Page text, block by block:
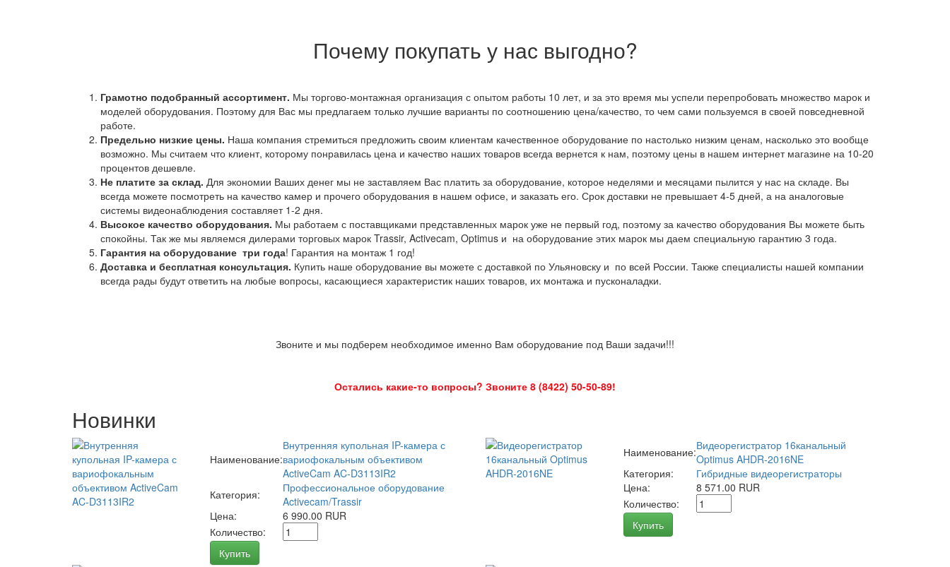
Почему покупать у нас выгодно?
Грамотно подобранный ассортимент. Мы торгово-монтажная организация с опытом работы 10 лет, и за это время мы успели перепробовать множество марок и
моделей оборудования. Поэтому для Вас мы предлагаем только лучшие варианты по соотношению цена/качество, то чем сами пользуемся в своей повседневной
работе.
Предельно низкие цены. Наша компания стремиться предложить своим клиентам качественное оборудование по настолько низким ценам, насколько это вообще
возможно. Мы считаем что клиент, которому понравилась цена и качество наших товаров всегда вернется к нам, поэтому цены в нашем интернет магазине на 10-20
процентов дешевле.
Не платите за склад. Для экономии Ваших денег мы не заставляем Вас платить за оборудование, которое неделями и месяцами пылится у нас на складе. Вы
всегда можете посмотреть на качество камер и прочего оборудования в нашем офисе, и заказать его. Срок доставки не превышает 4-5 дней, а на аналоговые
системы видеонаблюдения составляет 1-2 дня.
Высокое качество оборудования. Мы работаем с поставщиками представленных марок уже не первый год, поэтому за качество оборудования Вы можете быть
спокойны. Так же мы являемся дилерами торговых марок Trassir, Activecam, Optimus и на оборудование этих марок мы даем специальную гарантию 3 года.
Гарантия на оборудование три года! Гарантия на монтаж 1 год!
Доставка и бесплатная консультация. Купить наше оборудование вы можете с доставкой по Ульяновску и по всей России. Также специалисты нашей компании
всегда рады будут ответить на любые вопросы, касающиеся характеристик наших товаров, их монтажа и пусконаладки.
Звоните и мы подберем необходимое именно Вам оборудование под Ваши задачи!!!
Остались какие-то вопросы? Звоните 8 (8422) 50-50-89!
Новинки
Наименование:
Внутренняя купольная IP-камера с
вариофокальным объективом
ActiveCam AC-D3113IR2
Категория:
Профессиональное оборудование
Activecam/Trassir
Цена:
6 990.00 RUR
Количество:
Купить
Наименование:Видеорегистратор 16канальный
Optimus AHDR-2016NE
Категория:
Гибридные видеорегистраторы
Цена:
8 571.00 RUR
Количество:
Купить